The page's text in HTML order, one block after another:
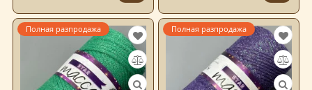
Полная разпродажа Полная разпродажа